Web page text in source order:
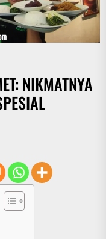
NIKMATNYA